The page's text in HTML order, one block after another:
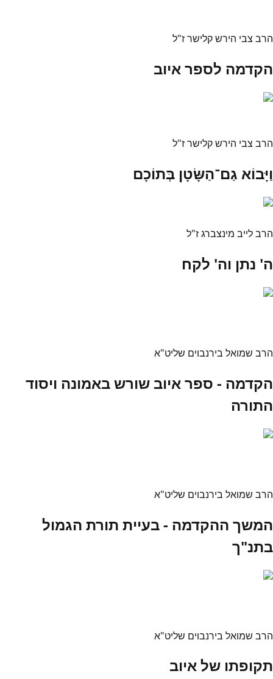
הרב צבי הירש קלישר ז"ל
הקדמה לספר איוב
הרב צבי הירש קלישר ז"ל
וַיָּבוֹא גַם־הַשָּׂטָן בְּתוֹכָם
הרב לייב מינצברג ז"ל
ה' נתן וה' לקח
הרב שמואל בירנבוים שליט"א
הקדמה - ספר איוב שורש באמונה ויסוד
התורה
הרב שמואל בירנבוים שליט"א
המשך ההקדמה - בעיית תורת הגמול
בתנ"ך
הרב שמואל בירנבוים שליט"א
תקופתו של איוב